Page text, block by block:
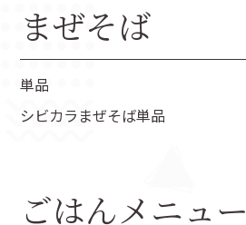
まぜそば
単品
シビカラまぜそば単品
ごはんメニュー